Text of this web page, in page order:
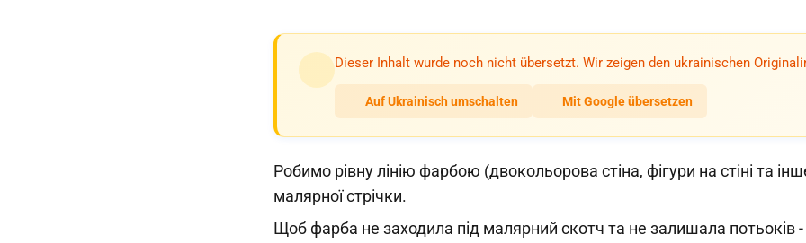
Dieser Inhalt wurde noch nicht übersetzt. Wir zeigen den ukrainischen
Auf Ukrainisch umschalten Mit Google übersetzen
Робимо рівну лінію фарбою (двокольорова стіна, фігури на стіні та
малярної стрічки.
Щоб фарба не заходила під малярний скотч та не залишала потьоків